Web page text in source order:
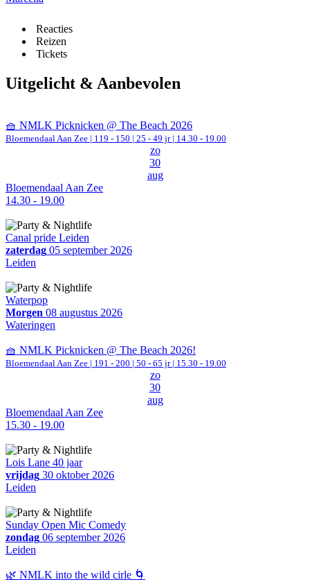
Reacties
Reizen
Tickets
Uitgelicht & Aanbevolen
🧺 NMLK Picknicken @ The Beach 2026
Bloemendaal Aan Zee | 119 - 150 | 25 - 49 jr | 14.30 - 19.00
zo
30
aug
Bloemendaal Aan Zee
14.30 - 19.00
Canal pride Leiden
zaterdag 05 september 2026
Leiden
Waterpop
Morgen 08 augustus 2026
Wateringen
🧺 NMLK Picknicken @ The Beach 2026!
Bloemendaal Aan Zee | 191 - 200 | 50 - 65 jr | 15.30 - 19.00
zo
30
aug
Bloemendaal Aan Zee
15.30 - 19.00
Lois Lane 40 jaar
vrijdag 30 oktober 2026
Leiden
Sunday Open Mic Comedy
zondag 06 september 2026
Leiden
🌿 NMLK into the wild cirle 🌀